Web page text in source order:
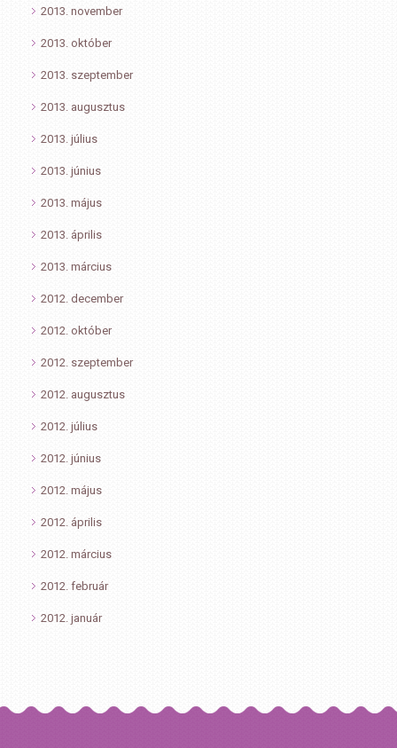
2013. november
2013. október
2013. szeptember
2013. augusztus
2013. július
2013. június
2013. május
2013. április
2013. március
2012. december
2012. október
2012. szeptember
2012. augusztus
2012. július
2012. június
2012. május
2012. április
2012. március
2012. február
2012. január